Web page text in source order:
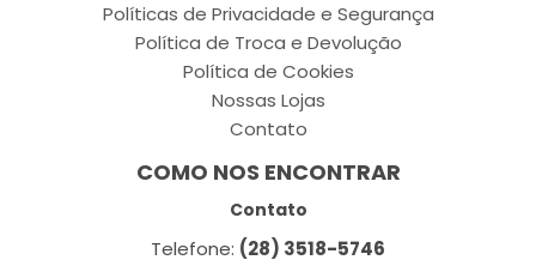
Políticas de Privacidade e Segurança
Política de Troca e Devolução
Política de Cookies
Nossas Lojas
Contato
COMO NOS ENCONTRAR
Contato
Telefone: (28) 3518-5746